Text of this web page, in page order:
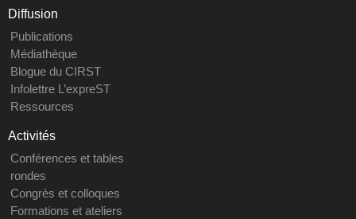
Diffusion
Publications
Médiathèque
Blogue du CIRST
Infolettre L’expreST
Ressources
Activités
Conférences et tables
rondes
Congrès et colloques
Formations et ateliers